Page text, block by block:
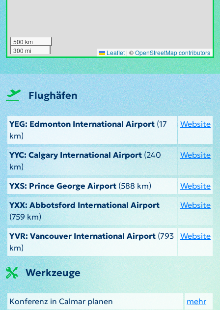
500 km
300 mi
Leaflet | ©OpenStreetMap contributors
Flughäfen
YEG: Edmonton International Airport (17
km)
Website
YYC: Calgary International Airport(240
km)
Website
YXS: Prince George Airport (588 km)
Website
YXX: Abbotsford International Airport
(759 km)
Website
YVR: Vancouver International Airport (793
km)
Website
Werkzeuge
Konferenz in Calmar planen
mehr